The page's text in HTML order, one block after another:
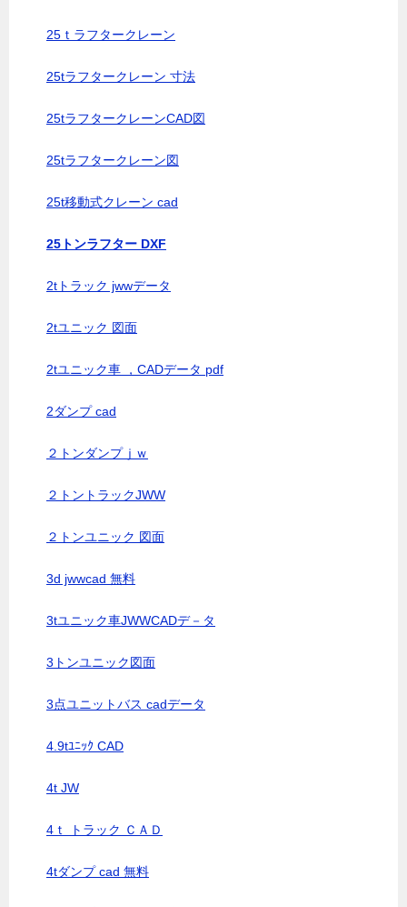
25ｔラフタークレーン
25tラフタークレーン 寸法
25tラフタークレーンCAD図
25tラフタークレーン図
25t移動式クレーン cad
25トンラフター DXF
2tトラック jwwデータ
2tユニック 図面
2tユニック車 ，CADデータ pdf
2ダンプ cad
２トンダンプｊｗ
２トントラックJWW
２トンユニック 図面
3d jwwcad 無料
3tユニック車JWWCADデ－タ
3トンユニック図面
3点ユニットバス cadデータ
4.9tﾕﾆｯｸ CAD
4t JW
4ｔ トラック ＣＡＤ
4tダンプ cad 無料